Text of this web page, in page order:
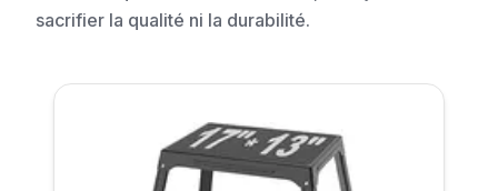
sacrifier la qualité ni la durabilité.